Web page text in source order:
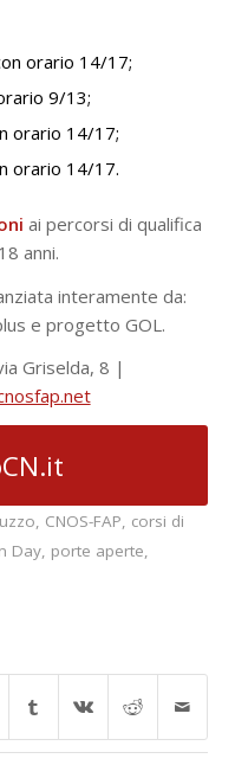
orario 14/17;
9/13;
orario 14/17;
orario 14/17.
ai percorsi di qualifica
anni.
interamente da:
e progetto GOL.
Griselda, 8 |
, CNOS-FAP, corsi di
Day, porte aperte,